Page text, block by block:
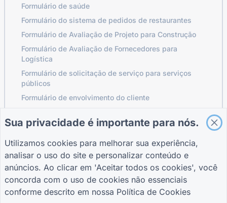
Formulário de saúde
Formulário do sistema de pedidos de restaurantes
Formulário de Avaliação de Projeto para Construção
Formulário de Avaliação de Fornecedores para
Logística
Formulário de solicitação de serviço para serviços
públicos
Formulário de envolvimento do cliente
GUIAS
Central de Ajuda
Blogue
TIGER FORM Guia
EMPRESA
Sobre nós
Contate-nos
TERMOS
Termos
política de
Privacidade
Configurações de
cookies
Sua privacidade é importante para nós.
Utilizamos cookies para melhorar sua experiência,
analisar o uso do site e personalizar conteúdo e
anúncios. Ao clicar em 'Aceitar todos os cookies', você
concorda com o uso de cookies não essenciais
conforme descrito em nossa Política de Cookies